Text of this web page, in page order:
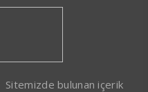
bulunan içerik